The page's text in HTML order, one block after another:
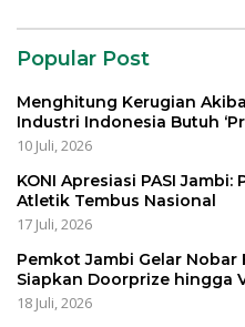
Popular Post
Menghitung Kerugian
Industri Indonesia Butuh
10 Juli, 2026
KONI Apresiasi PASI
Atletik Tembus Nasional
17 Juli, 2026
Pemkot Jambi Gelar Nobar
Siapkan Doorprize hingga
18 Juli, 2026